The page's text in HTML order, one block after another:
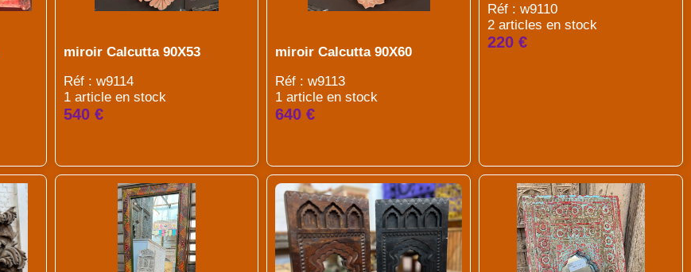
miroir Calcutta 90X53
Réf : w9114
1 article en stock
540 €
miroir Calcutta 90X60
Réf : w9113
1 article en stock
640 €
Réf : w9110
2 articles en stock
220 €